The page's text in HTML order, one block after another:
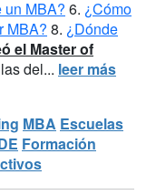
un MBA? 6. ¿Cómo
MBA? 8. ¿Dónde
el Master of
del... leer más
MBA Escuelas
Formación